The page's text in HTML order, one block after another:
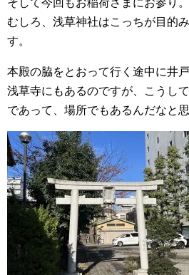
そして今回もお稲荷さまにお参り。
むしろ、浅草神社はこっちが目的
す。
本殿の脇をとおって行く途中に井戸
浅草寺にもあるのですが、こうし
であって、場所でもあるんだなと思